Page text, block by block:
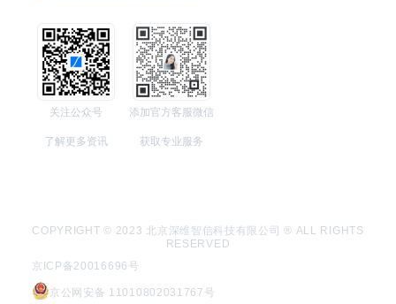
关注公众号
了解更多资讯
添加官方客服微信
获取专业服务
COPYRIGHT © 2023 北京深维智信科技有限公司 ® ALL RIGHTS
RESERVED
京ICP备20016696号
京公网安备 11010802031767号